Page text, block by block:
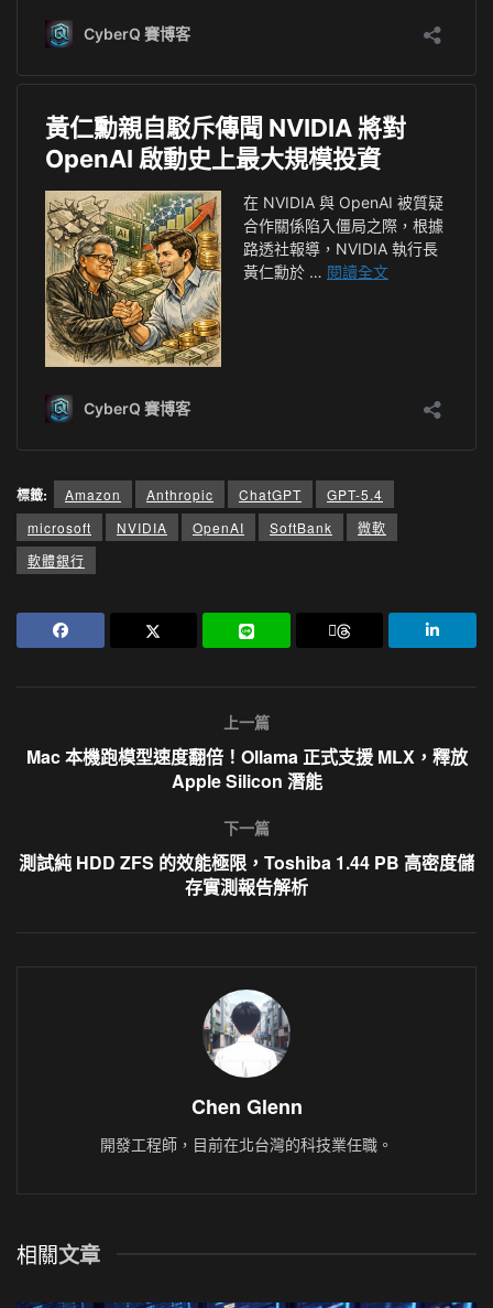
標籤: Amazon Anthropic ChatGPT
GPT-5.4
microsoft
NVIDIA OpenAI SoftBank
微軟
軟體銀行
上一篇
Mac 本機跑模型速度翻倍！Ollama 正式支援 MLX，釋放
Apple Silicon 潛能
下一篇
測試純 HDD ZFS 的效能極限，Toshiba 1.44 PB 高密度儲
存實測報告解析
Chen Glenn
開發工程師，目前在北台灣的科技業任職。
相關文章